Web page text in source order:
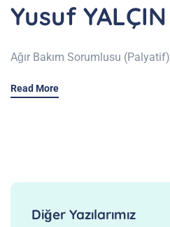
Yusuf YALÇIN
Ağır Bakım Sorumlusu (Palyatif)
Read More
Diğer Yazılarımız